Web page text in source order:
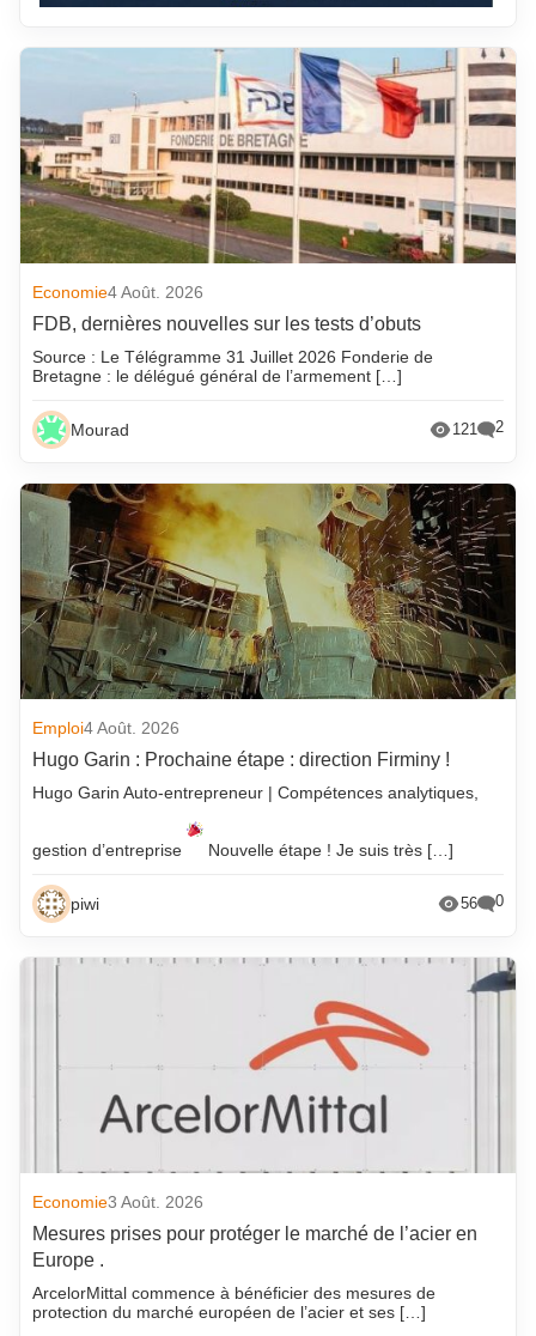
Economie4 Août. 2026
FDB, dernières nouvelles sur les tests d’obuts
Source : Le Télégramme 31 Juillet 2026 Fonderie de
Bretagne : le délégué général de l’armement […]
Mourad 121 2
Emploi4 Août. 2026
Hugo Garin : Prochaine étape : direction Firminy !
Hugo Garin Auto-entrepreneur | Compétences analytiques,
gestion d’entreprise Nouvelle étape ! Je suis très […]
piwi 56 0
Economie3 Août. 2026
Mesures prises pour protéger le marché de l’acier en
Europe .
ArcelorMittal commence à bénéficier des mesures de
protection du marché européen de l’acier et ses […]